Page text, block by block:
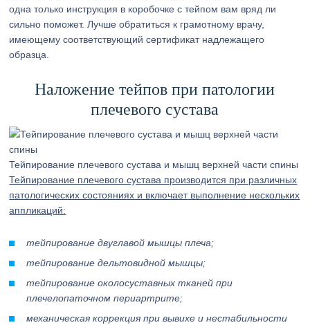
одна только инструкция в коробочке с тейпом вам вряд ли
сильно поможет. Лучше обратиться к грамотному врачу,
имеющему соответствующий сертификат надлежащего
образца.
Наложение тейпов при патологии
плечевого сустава
Тейпирование плечевого сустава и мышц верхней части спины
Тейпирование плечевого сустава производится при различных
патологических состояниях и включает выполнение нескольких
аппликаций:
тейпирование двуглавой мышцы плеча;
тейпирование дельтовидной мышцы;
тейпирование околосуставных тканей при
плечелопаточном периартрите;
механическая коррекция при вывихе и нестабильности